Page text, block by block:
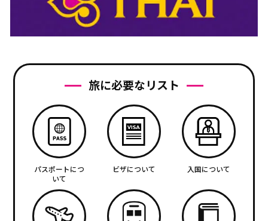
旅に必要なリスト
パスポートにつ
いて
ビザについて 入国について